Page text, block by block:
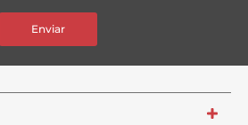
Enviar
+